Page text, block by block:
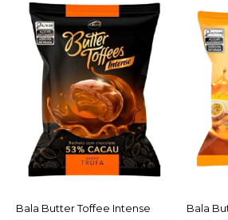
ARCOR
Bala
Pacote
ACESSAR
Bala Butter Toffee Intense
Bala